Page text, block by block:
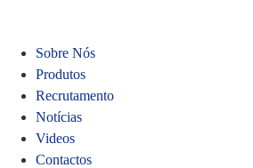
Sobre Nós
Produtos
Recrutamento
Notícias
Videos
Contactos